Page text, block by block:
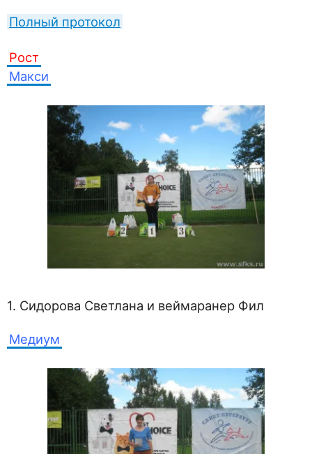
Полный протокол
Рост
Макси
1. Сидорова Светлана и веймаранер Фил
Медиум